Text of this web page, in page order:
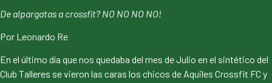
De alpargatas a crossfit? NO NO NO NO!
Por Leonardo Re
En el último día que nos quedaba del mes de Julio en el sintético del
Club Talleres se vieron las caras los chicos de Aquiles Crossfit FC y